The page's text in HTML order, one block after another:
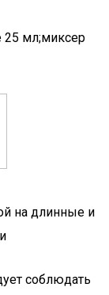
25 мл;миксер
на длинные и
соблюдать